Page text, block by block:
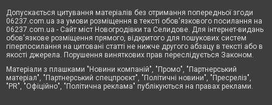
Допускається цитування матеріалів без отримання попередньої згоди
06237.com.ua за умови розміщення в тексті обов'язкового посилання на
06237.com.ua - Сайт міст Новогродівки та Селидове. Для інтернет-видань
обов'язкове розміщення прямого, відкритого для пошукових систем
гіперпосилання на цитовані статті не нижче другого абзацу в тексті або в
якості джерела. Порушення виняткових прав переслідується Законом.
Матеріали з плашками "Новини компаній", "Промо", "Партнерський
матеріал", "Партнерський спецпроєкт", "Політичні новини", "Пресреліз",
"PR", "Офіційно", "Політична реклама" публікуються на правах реклами.